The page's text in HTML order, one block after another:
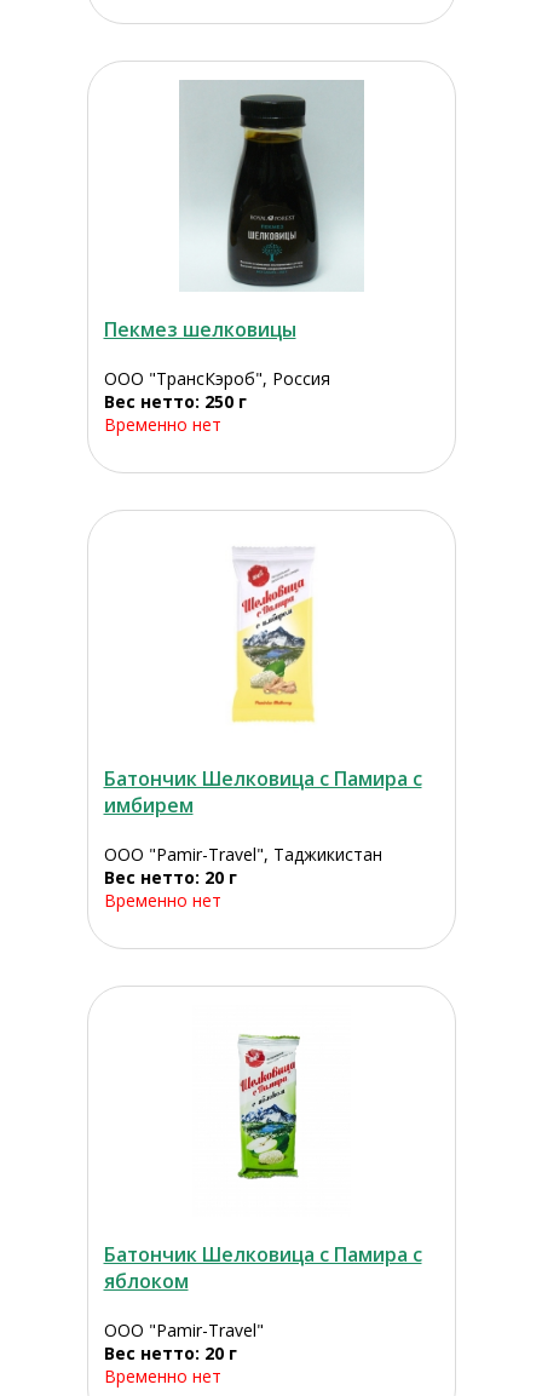
Пекмез шелковицы
ООО "ТрансКэроб", Россия
Вес нетто: 250 г
Временно нет
Батончик Шелковица с Памира с
имбирем
ООО "Pamir-Travel", Таджикистан
Вес нетто: 20 г
Временно нет
Батончик Шелковица с Памира с
яблоком
ООО "Pamir-Travel"
Вес нетто: 20 г
Временно нет